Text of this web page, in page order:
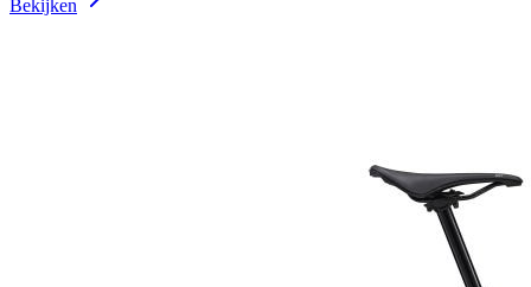
Bekijken